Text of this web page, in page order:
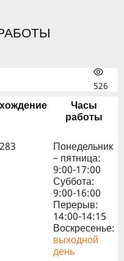
526
Часы
работы
Понедельник
– пятница:
9:00-17:00
Суббота:
9:00-16:00
Перерыв:
14:00-14:15
Воскресенье:
выходной
день